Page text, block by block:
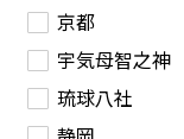
京都
宇気母智之神
琉球八社